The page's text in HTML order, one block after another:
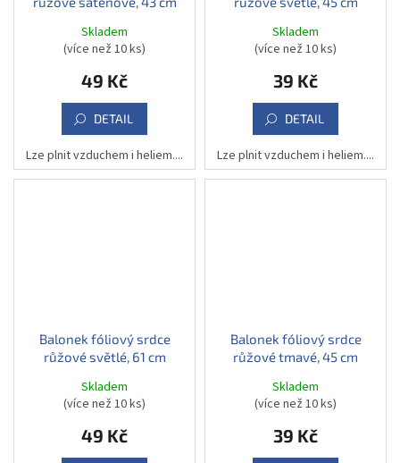
Skladem
(více než 10 ks)
49 Kč
DETAIL
Lze plnit vzduchem i heliem....
Skladem
(více než 10 ks)
39 Kč
DETAIL
Lze plnit vzduchem i heliem....
Balonek fóliový srdce
růžové světlé, 61 cm
Skladem
(více než 10 ks)
49 Kč
Balonek fóliový srdce
růžové tmavé, 45 cm
Skladem
(více než 10 ks)
39 Kč